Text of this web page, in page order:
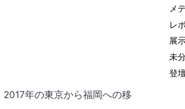
年の東京から福岡への移
メ
レ
展
未
登壇